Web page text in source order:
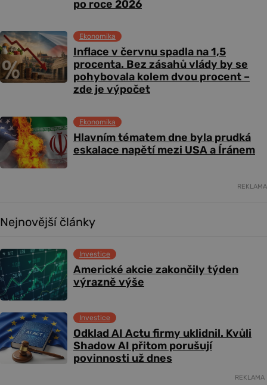
po roce 2026
Inflace v červnu spadla na 1,5
procenta. Bez zásahů vlády by se
pohybovala kolem dvou procent –
zde je výpočet
Ekonomika
Hlavním tématem dne byla prudká
eskalace napětí mezi USA a Íránem
Ekonomika
REKLAMA
Nejnovější články
Americké akcie zakončily týden
výrazně výše
Investice
Odklad AI Actu firmy uklidnil. Kvůli
Shadow AI přitom porušují
povinnosti už dnes
Investice
REKLAMA